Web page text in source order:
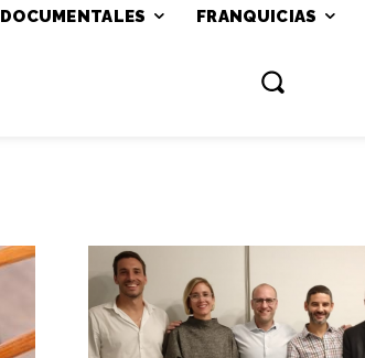
DOCUMENTALES FRANQUICIAS